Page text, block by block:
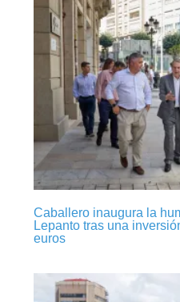
Caballero inaugura la
Lepanto tras una
euros